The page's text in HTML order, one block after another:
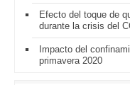
Efecto del toque de
durante la crisis del
Impacto del
primavera 2020